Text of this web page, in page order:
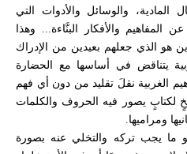
المادية، والوسائل والأدوات التي
والأفكار البنَّاءة... وهذا
هو الذي جعلهم بعيدين من الإدراك
يتناقض في أساسها مع الحضارة
الغربية نقلَ تقليد من دون أي فهم
لكتابٍ يصور فيه الحروف والكلمات
ومراميها.
ما يجب تركه والتخلي عنه بصورة